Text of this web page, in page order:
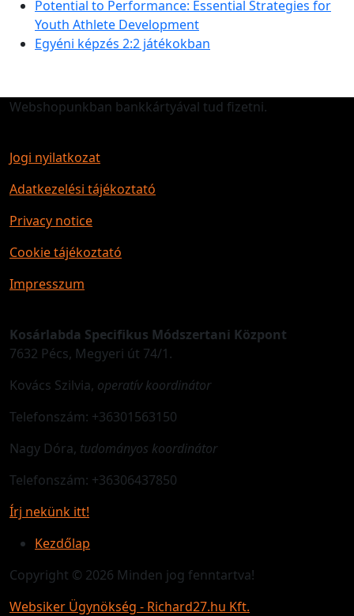
Potential to Performance: Essential Strategies for
Youth Athlete Development
Egyéni képzés 2:2 játékokban
Webshopunkban bankkártyával tud fizetni.
Jogi nyilatkozat
Adatkezelési tájékoztató
Privacy notice
Cookie tájékoztató
Impresszum
Kosárlabda Specifikus Módszertani Központ
7632 Pécs, Megyeri út 74/1.
Kovács Szilvia, operatív koordinátor
Telefonszám: +36301563150
Nagy Dóra, tudományos koordinátor
Telefonszám: +36306437850
Írj nekünk itt!
Kezdőlap
Copyright © 2026 Minden jog fenntartva!
Websiker Ügynökség - Richard27.hu Kft.